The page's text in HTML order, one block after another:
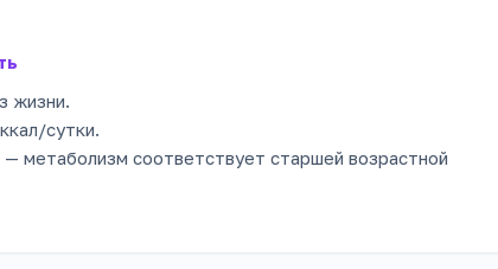
жизни.
сутки.
— метаболизм соответствует старшей возрастной